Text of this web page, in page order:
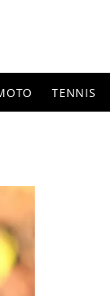
TENNIS